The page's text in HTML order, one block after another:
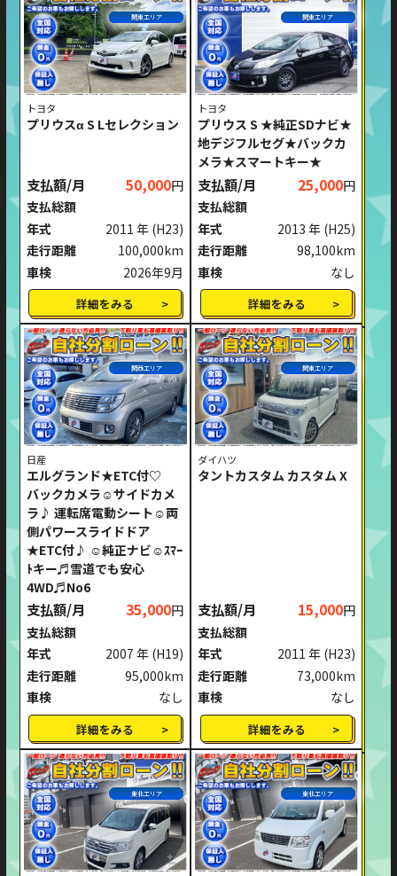
関東エリア
トヨタ
プリウスα S Lセレクション
支払額/月 50,000円
支払総額
年式
2011 年 (H23)
走行距離
100,000km
車検
2026年9月
詳細をみる
関東エリア
トヨタ
プリウス S ★純正SDナビ★
地デジフルセグ★バックカ
メラ★スマートキー★
支払額/月 25,000円
支払総額
年式
2013 年 (H25)
走行距離
98,100km
車検
なし
詳細をみる
関西エリア
日産
エルグランド★ETC付♡
バックカメラ☺サイドカメ
ラ♪ 運転席電動シート☺両
側パワースライドドア
★ETC付♪ ☺純正ナビ☺ｽﾏｰ
ﾄキー♬雪道でも安心
4WD♬No6
支払額/月 35,000円
支払総額
年式
2007 年 (H19)
走行距離
95,000km
車検
なし
詳細をみる
関東エリア
ダイハツ
タントカスタム カスタム X
支払額/月 15,000円
支払総額
年式
2011 年 (H23)
走行距離
73,000km
車検
なし
詳細をみる
東北エリア 東北エリア